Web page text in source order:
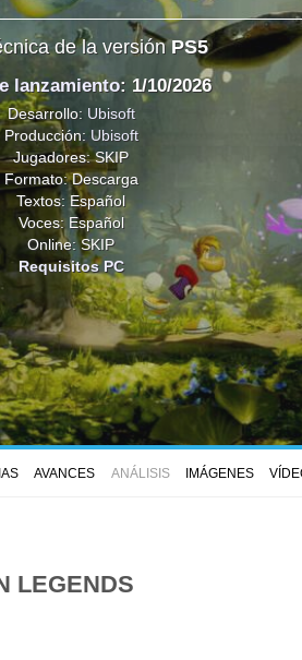
de la versiónPS5
lanzamiento: 1/10/2026
Desarrollo: Ubisoft
Producción: Ubisoft
Jugadores: SKIP
Formato: Descarga
Textos: Español
Voces: Español
Online: SKIP
Requisitos PC
AVANCES ANÁLISIS IMÁGENES
LEGENDS